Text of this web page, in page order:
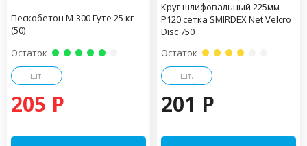
Пескобетон М-300 Гуте 25 кг
(50)
Остаток
шт.
205 P
Круг шлифовальный 225мм
Р120 сетка SMIRDEX Net Velcro
Disc 750
Остаток
шт.
201 P